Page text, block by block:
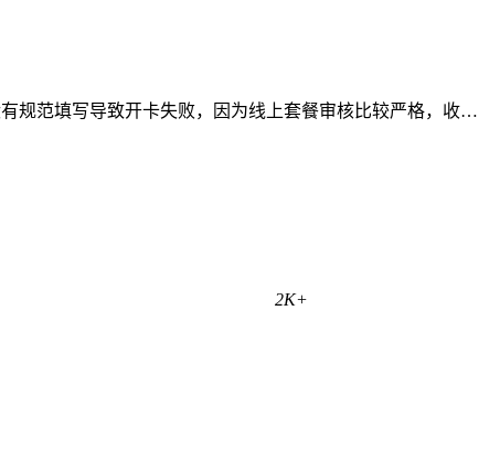
规范填写导致开卡失败，因为线上套餐审核比较严格，收…
2K+